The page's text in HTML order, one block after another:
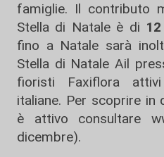
famiglie. Il contributo
Stella di Natale è di
fino a Natale sarà
Stella di Natale Ail
fioristi Faxiflora
italiane. Per scoprire in
è attivo consultare
dicembre).